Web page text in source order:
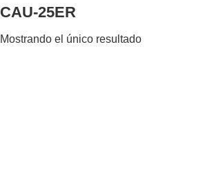
CAU-25ER
Mostrando el único resultado